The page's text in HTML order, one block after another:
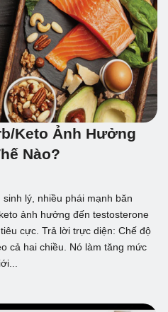
Keto Ảnh Hưởng
Nào?
lý, nhiều phái mạnh băn
ảnh hưởng đến testosterone
cực. Trả lời trực diện: Chế độ
cả hai chiều. Nó làm tăng mức